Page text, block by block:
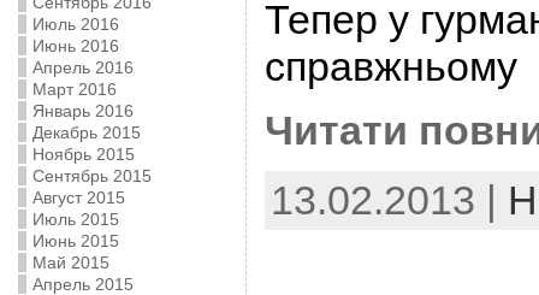
Июль 2016
Июнь 2016
Апрель 2016
Март 2016
Январь 2016
Декабрь 2015
Ноябрь 2015
Сентябрь 2015
Август 2015
Июль 2015
Июнь 2015
Май 2015
Апрель 2015
Тепер у
справжньому
Читати
13.02.2013 |